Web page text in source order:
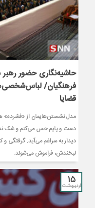
حاشیه‌نگاری حضور رهبر
فرهنگیان/
قضایا
مدل نشستن‌هایمان از «فشرده»
دست و پایم حس می‌کنم و شک
دیدار به سراغم می‌آید. گرفتگی
لبخندش، فراموش می‌شوند.
15
اردیبهشت